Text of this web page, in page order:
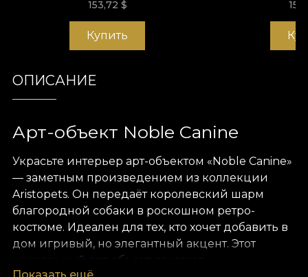
153,72 $
Купить
ОПИСАНИЕ
Арт-объект Noble Canine
Украсьте интерьер арт-объектом «Noble Canine»
— заметным произведением из коллекции
Aristopets. Он передаёт королевский шарм
благородной собаки в роскошном ретро-
костюме. Идеален для тех, кто хочет добавить в
дом игривый, но элегантный акцент. Этот
уникальный арт-объект сочетает